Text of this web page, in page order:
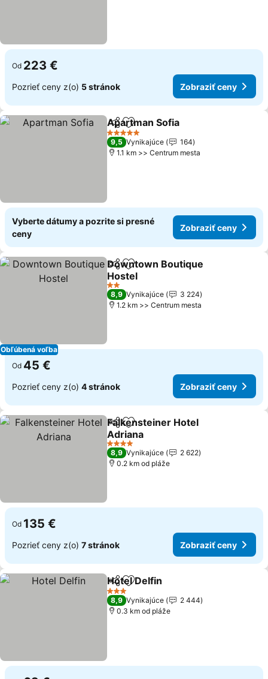
Od 223 €
Pozrieť ceny z(o) 5 stránok Zobraziť ceny
ZdieľaťPridať do obľúbených
Apartman Sofia
5 Počet hviezdičiek
9,5 Vynikajúce
164
1.1 km >> Centrum mesta
Vyberte dátumy a pozrite si presné
ceny
Zobraziť ceny
Obľúbená voľba
ZdieľaťPridať do obľúbených
Downtown Boutique
Hostel
2 Počet hviezdičiek
8,9 Vynikajúce
3 224
1.2 km >> Centrum mesta
Od 45 €
Pozrieť ceny z(o) 4 stránok Zobraziť ceny
ZdieľaťPridať do obľúbených
Falkensteiner Hotel
Adriana
4 Počet hviezdičiek
8,9 Vynikajúce
2 622
0.2 km od pláže
Od 135 €
Pozrieť ceny z(o) 7 stránok Zobraziť ceny
ZdieľaťPridať do obľúbených
Hotel Delfin
3 Počet hviezdičiek
8,9 Vynikajúce
2 444
0.3 km od pláže